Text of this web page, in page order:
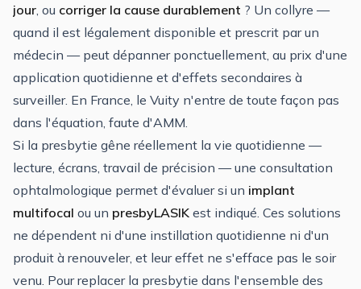
jour , ou corriger la cause durablement ? Un collyre —
quand il est légalement disponible et prescrit par un
médecin — peut dépanner ponctuellement, au prix d'une
application quotidienne et d'effets secondaires à
surveiller. En France, le Vuity n'entre de toute façon pas
dans l'équation, faute d'AMM.
Si la presbytie gêne réellement la vie quotidienne —
lecture, écrans, travail de précision — une consultation
ophtalmologique permet d'évaluer si un implant
multifocal ou un presbyLASIK est indiqué. Ces solutions
ne dépendent ni d'une instillation quotidienne ni d'un
produit à renouveler, et leur effet ne s'efface pas le soir
venu. Pour replacer la presbytie dans l'ensemble des